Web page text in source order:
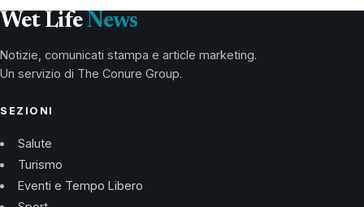
Wet Life News
Notizie, comunicati stampa e article marketing.
Un servizio di The Conure Group.
SEZIONI
Salute
Turismo
Eventi e Tempo Libero